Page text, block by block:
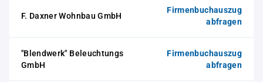
F. Daxner Wohnbau GmbH
Firmenbuchauszug
abfragen
"Blendwerk" Beleuchtungs
GmbH
Firmenbuchauszug
abfragen